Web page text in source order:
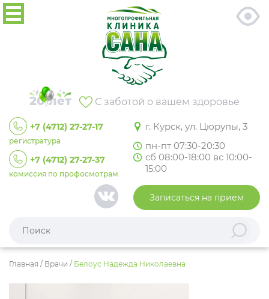
+7 (4712) 27-27-17
регистратура
+7 (4712) 27-27-37
комиссия по профосмотрам
г. Курск, ул. Цюрупы, 3
пн-пт 07:30-20:30
сб 08:00-18:00 вс 10:00-
15:00
Записаться на прием
20 лет С заботой о вашем здоровье
Главная / Врачи / Белоус Надежда Николаевна